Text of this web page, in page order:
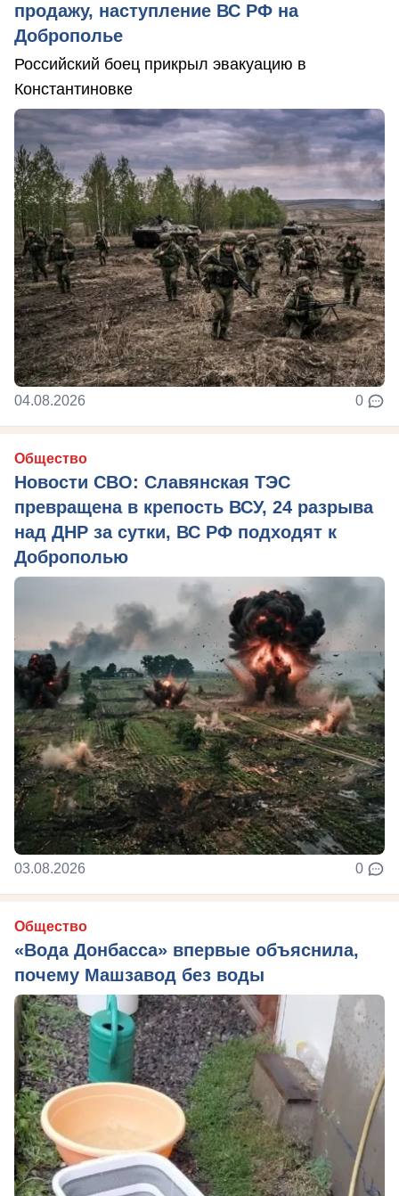
продажу, наступление ВС РФ на
Доброполье
Российский боец прикрыл эвакуацию в
Константиновке
04.08.2026 0
Общество
Новости СВО: Славянская ТЭС
превращена в крепость ВСУ, 24 разрыва
над ДНР за сутки, ВС РФ подходят к
Доброполью
03.08.2026 0
Общество
«Вода Донбасса» впервые объяснила,
почему Машзавод без воды